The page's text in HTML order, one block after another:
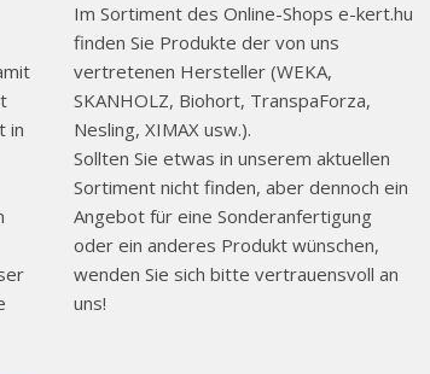
in
Im Sortiment des Online-Shops e-kert.hu
finden Sie Produkte der von uns
vertretenen Hersteller (WEKA,
SKANHOLZ, Biohort, TranspaForza,
Nesling, XIMAX usw.).
Sollten Sie etwas in unserem aktuellen
Sortiment nicht finden, aber dennoch ein
Angebot für eine Sonderanfertigung
oder ein anderes Produkt wünschen,
wenden Sie sich bitte vertrauensvoll an
uns!